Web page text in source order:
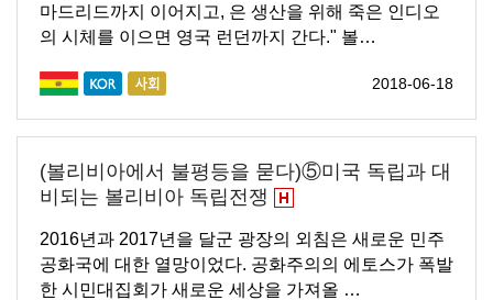
마드리드까지 이어지고, 은 생산을 위해 죽은 인디오
의 시체를 이으면 영국 런던까지 간다." 볼…
2018-06-18
(볼리비아에서 불평등을 묻다)⑤미국 독립과 대
비되는 볼리비아 독립전쟁
2016년과 2017년을 달군 광장의 외침은 새로운 민주
공화국에 대한 열망이었다. 공화주의의 에토스가 폭발
한 시민대집회가 새로운 세상을 가져올 …